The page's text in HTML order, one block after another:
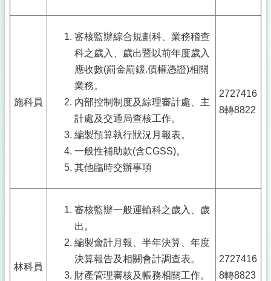
施科員
審核監辦綜合規劃科、業務稽查
科之歲入、歲出暨以前年度歲入
應收數(罰金罰鍰.債權憑證)相關
業務。
內部控制制度及綜理審計處、主
計處及交通局查核工作。
編製預算執行狀況月報表。
一般性補助款(含CGSS)。
其他臨時交辦事項
2727416
8轉8822
林科員
審核監辦一般運輸科之歲入、歲
出。
編製會計月報、半年決算、年度
決算報告及相關會計調查表。
財產管理審核及帳務相關工作。
2727416
8轉8823